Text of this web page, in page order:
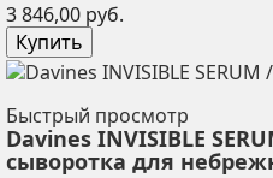
3 846,00 руб.
Купить
Быстрый просмотр
Davines INVISIBLE
сыворотка для